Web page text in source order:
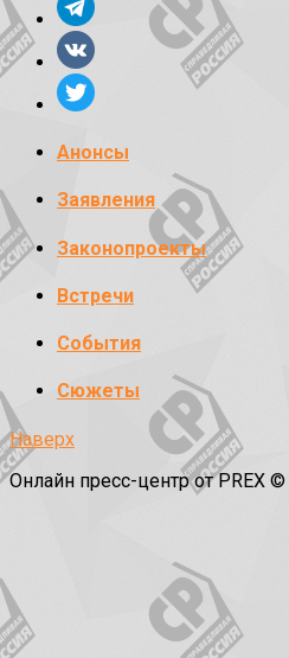
Анонсы
Заявления
Законопроекты
Встречи
События
Сюжеты
Наверх
Онлайн пресс-центр от PREX